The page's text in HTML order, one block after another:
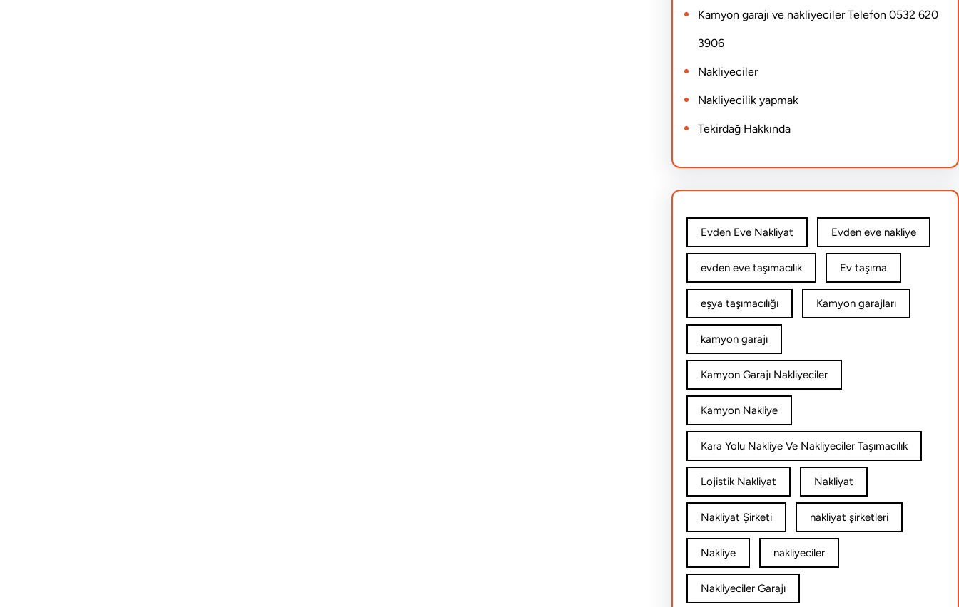
Kamyon garajı ve nakliyeciler Telefon 0532 620
3906
Nakliyeciler
Nakliyecilik yapmak
Tekirdağ Hakkında
Evden Eve Nakliyat Evden eve nakliye
evden eve taşımacılık Ev taşıma
eşya taşımacılığı Kamyon garajları
kamyon garajı
Kamyon Garajı Nakliyeciler
Kamyon Nakliye
Kara Yolu Nakliye Ve Nakliyeciler Taşımacılık
Lojistik Nakliyat Nakliyat
Nakliyat Şirketi nakliyat şirketleri
Nakliye nakliyeciler
Nakliyeciler Garajı